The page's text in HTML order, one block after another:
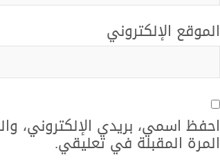
الموقع الإلكتروني
احفظ اسمي، بريدي الإلكتروني،
المرة المقبلة في تعليقي.